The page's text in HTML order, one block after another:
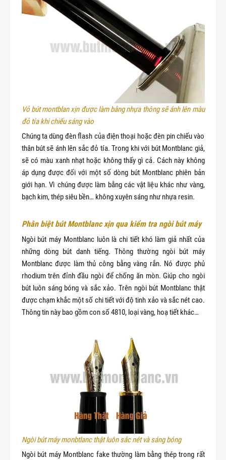
Vỏ bút montblan xịn được làm bằng nhựa thông sẽ ánh lên màu
đỏ tía khi chiếu sáng vào
Chúng ta dùng đèn flash của điện thoại hoặc đèn pin chiếu vào
thân bút sẽ ánh lên sắc đỏ tía. Trong khi với bút Montblanc giả,
sẽ có màu xanh nhạt hoặc không thấy gì cả. Cách này không
áp dụng được đối với một số dòng bút Montblanc phiên bản
giới hạn. Vì chúng được làm bằng các vật liệu khác như vàng,
bạch kim, thép siêu bền… không xuyên sáng như nhựa resin.
Phân biệt bút Montblanc xịn qua kiểm tra ngòi bút máy
Ngòi bút máy Montblanc luôn là chi tiết khó làm giả nhất của
những dòng bút danh tiếng. Thông thường ngòi bút máy
Montblanc được làm thủ công bằng vàng rắn. Nó được phủ
rhodium trên đỉnh đầu ngòi để chống ăn mòn. Giúp cho ngòi
bút luôn sáng bóng và sắc xảo. Trên ngòi bút Montblanc thật
được chạm khắc một số chi tiết với độ tinh xảo và sắc nét cao.
Thông tin này bao gồm con số 4810, loại vàng, hoạ tiết khác…
Ngòi bút máy monbtlanc thật luôn sắc nét và sáng bóng
Ngòi bút máy Montblanc fake thường làm bằng thép trong rất